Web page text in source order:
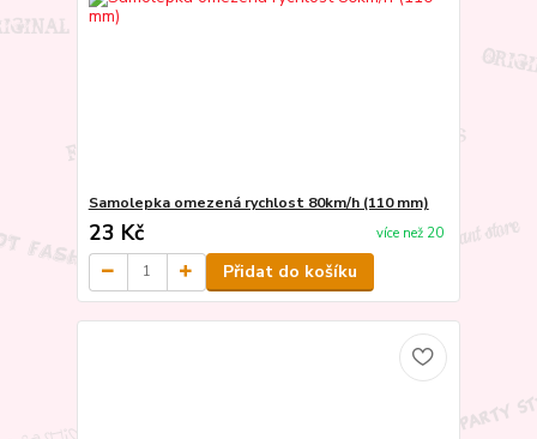
Samolepka omezená rychlost 80km/h (110 mm)
23 Kč více než 20
Přidat do košíku